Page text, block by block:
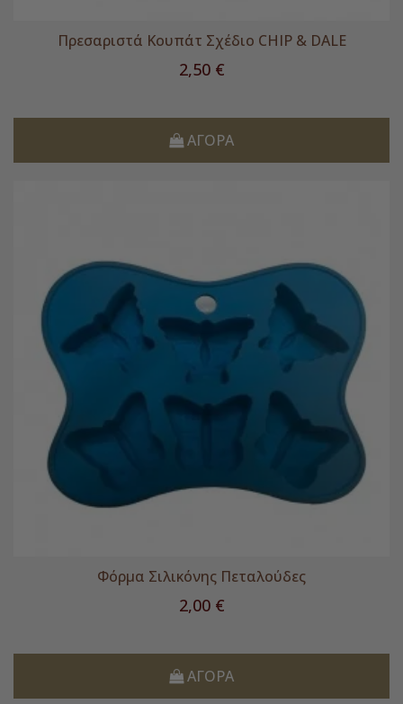
Πρεσαριστά Κουπάτ Σχέδιο CHIP & DALE
Τιμή
2,50 €
ΑΓΟΡΆ
Φόρμα Σιλικόνης Πεταλούδες
Τιμή
2,00 €
ΑΓΟΡΆ